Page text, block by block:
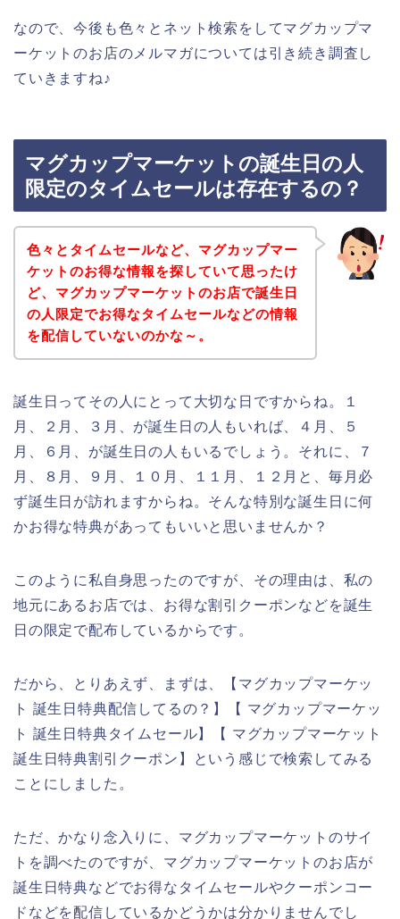
なので、今後も色々とネット検索をしてマグカップマ
ーケットのお店のメルマガについては引き続き調査し
ていきますね♪
マグカップマーケットの誕生日の人
限定のタイムセールは存在するの？
色々とタイムセールなど、マグカップマー
ケットのお得な情報を探していて思ったけ
ど、マグカップマーケットのお店で誕生日
の人限定でお得なタイムセールなどの情報
を配信していないのかな～。
誕生日ってその人にとって大切な日ですからね。１
月、２月、３月、が誕生日の人もいれば、４月、５
月、６月、が誕生日の人もいるでしょう。それに、７
月、８月、９月、１０月、１１月、１２月と、毎月必
ず誕生日が訪れますからね。そんな特別な誕生日に何
かお得な特典があってもいいと思いませんか？
このように私自身思ったのですが、その理由は、私の
地元にあるお店では、お得な割引クーポンなどを誕生
日の限定で配布しているからです。
だから、とりあえず、まずは、【マグカップマーケッ
ト 誕生日特典配信してるの？】【 マグカップマーケッ
ト 誕生日特典タイムセール】【 マグカップマーケット
誕生日特典割引クーポン】という感じで検索してみる
ことにしました。
ただ、かなり念入りに、マグカップマーケットのサイ
トを調べたのですが、マグカップマーケットのお店が
誕生日特典などでお得なタイムセールやクーポンコー
ドなどを配信しているかどうかは分かりませんでし